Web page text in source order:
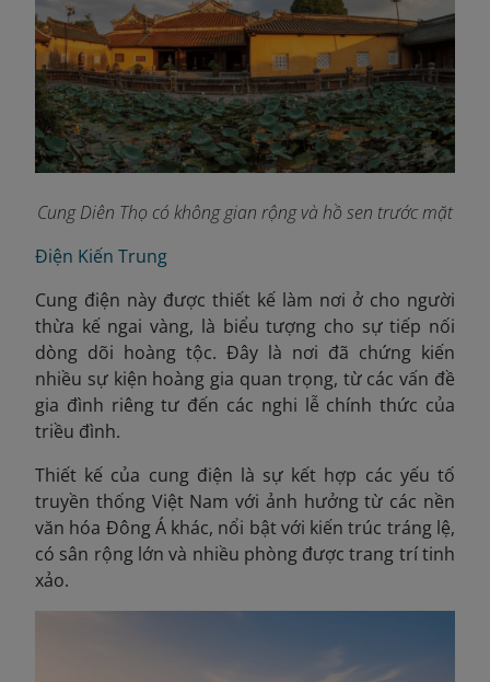
Cung Diên Thọ có không gian rộng và hồ sen trước mặt
Điện Kiến Trung
Cung điện này được thiết kế làm nơi ở cho người
thừa kế ngai vàng, là biểu tượng cho sự tiếp nối
dòng dõi hoàng tộc. Đây là nơi đã chứng kiến
nhiều sự kiện hoàng gia quan trọng, từ các vấn đề
gia đình riêng tư đến các nghi lễ chính thức của
triều đình.
Thiết kế của cung điện là sự kết hợp các yếu tố
truyền thống Việt Nam với ảnh hưởng từ các nền
văn hóa Đông Á khác, nổi bật với kiến trúc tráng lệ,
có sân rộng lớn và nhiều phòng được trang trí tinh
xảo.